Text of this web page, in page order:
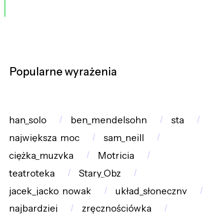
Popularne wyrażenia
han_solo ben_mendelsohn
sta
największa_moc
sam_neill
ciężka_muzyka
Motricia
teatroteka
Stary_Obz
jacek_jacko_nowak
układ_słoneczny
najbardziej
zręcznościówka